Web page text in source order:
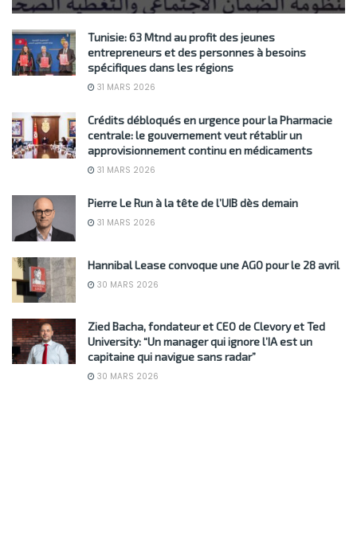
Tunisie: 63 Mtnd au profit des jeunes
entrepreneurs et des personnes à besoins
spécifiques dans les régions
31 MARS 2026
Crédits débloqués en urgence pour la Pharmacie
centrale: le gouvernement veut rétablir un
approvisionnement continu en médicaments
31 MARS 2026
Pierre Le Run à la tête de l’UIB dès demain
31 MARS 2026
Hannibal Lease convoque une AGO pour le 28 avril
30 MARS 2026
Zied Bacha, fondateur et CEO de Clevory et Ted
University: “Un manager qui ignore l’IA est un
capitaine qui navigue sans radar”
30 MARS 2026